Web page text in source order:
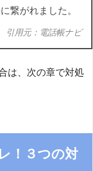
繋がれました。
引用元：電話帳ナビ
は、次の章で対処
！３つの対